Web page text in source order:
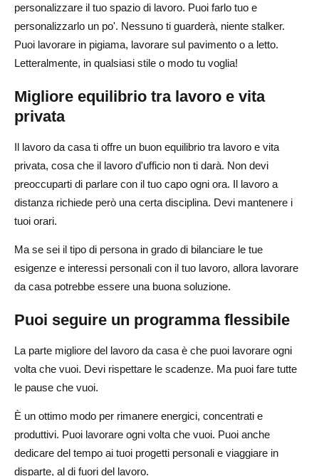
personalizzare il tuo spazio di lavoro. Puoi farlo tuo e
personalizzarlo un po'. Nessuno ti guarderà, niente stalker.
Puoi lavorare in pigiama, lavorare sul pavimento o a letto.
Letteralmente, in qualsiasi stile o modo tu voglia!
Migliore equilibrio tra lavoro e vita
privata
Il lavoro da casa ti offre un buon equilibrio tra lavoro e vita
privata, cosa che il lavoro d'ufficio non ti darà. Non devi
preoccuparti di parlare con il tuo capo ogni ora. Il lavoro a
distanza richiede però una certa disciplina. Devi mantenere i
tuoi orari.
Ma se sei il tipo di persona in grado di bilanciare le tue
esigenze e interessi personali con il tuo lavoro, allora lavorare
da casa potrebbe essere una buona soluzione.
Puoi seguire un programma flessibile
La parte migliore del lavoro da casa è che puoi lavorare ogni
volta che vuoi. Devi rispettare le scadenze. Ma puoi fare tutte
le pause che vuoi.
È un ottimo modo per rimanere energici, concentrati e
produttivi. Puoi lavorare ogni volta che vuoi. Puoi anche
dedicare del tempo ai tuoi progetti personali e viaggiare in
disparte, al di fuori del lavoro.